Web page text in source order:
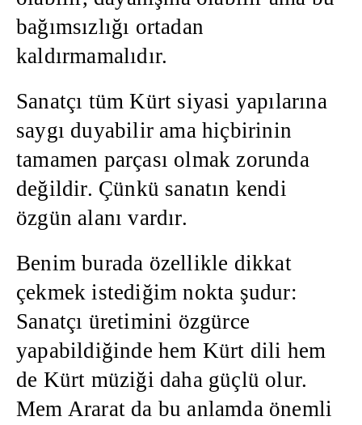
bağımsızlığı ortadan
kaldırmamalıdır.
Sanatçı tüm Kürt siyasi yapılarına
saygı duyabilir ama hiçbirinin
tamamen parçası olmak zorunda
değildir. Çünkü sanatın kendi
özgün alanı vardır.
Benim burada özellikle dikkat
çekmek istediğim nokta şudur:
Sanatçı üretimini özgürce
yapabildiğinde hem Kürt dili hem
de Kürt müziği daha güçlü olur.
Mem Ararat da bu anlamda önemli